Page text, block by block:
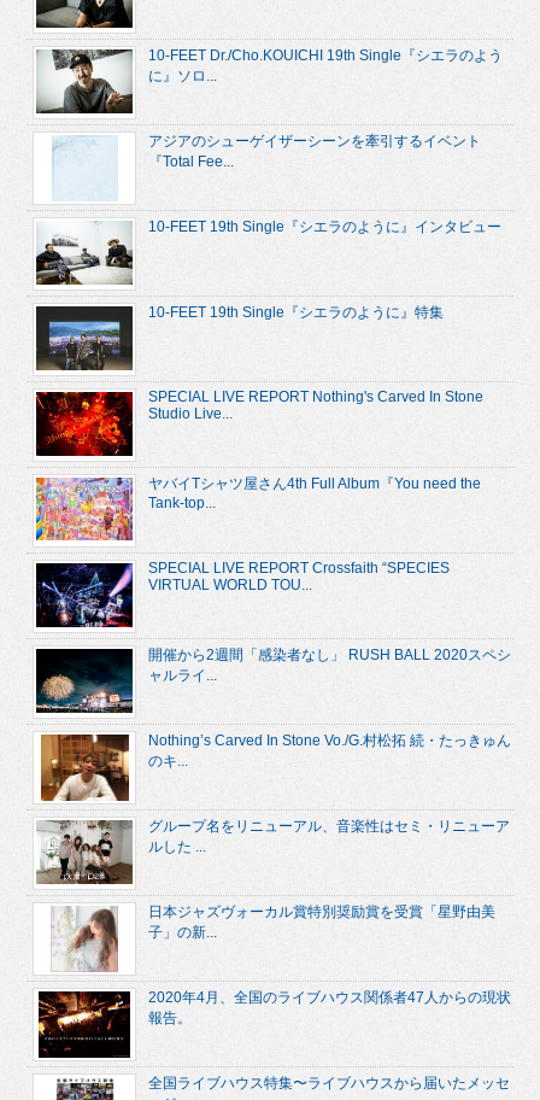
10-FEET Dr./Cho.KOUICHI 19th Single『シエラのよう
に』ソロ...
アジアのシューゲイザーシーンを牽引するイベント
『Total Fee...
10-FEET 19th Single『シエラのように』インタビュー
10-FEET 19th Single『シエラのように』特集
SPECIAL LIVE REPORT Nothing's Carved In Stone
Studio Live...
ヤバイTシャツ屋さん4th Full Album『You need the
Tank-top...
SPECIAL LIVE REPORT Crossfaith “SPECIES
VIRTUAL WORLD TOU...
開催から2週間「感染者なし」 RUSH BALL 2020スペシ
ャルライ...
Nothing’s Carved In Stone Vo./G.村松拓 続・たっきゅん
のキ...
グループ名をリニューアル、音楽性はセミ・リニューア
ルした ...
日本ジャズヴォーカル賞特別奨励賞を受賞「星野由美
子」の新...
2020年4月、全国のライブハウス関係者47人からの現状
報告。
全国ライブハウス特集〜ライブハウスから届いたメッセ